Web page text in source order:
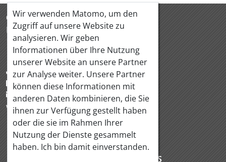
ÖQUASTA
Hörlgasse 18/5
1090 Wien Österreich
+43 1 319 88 95
+43 1 319 88 97
office@oequasta.at
www.oequasta.at
KONTAKT
IMPRESSUM
LINKS
Wir verwenden Matomo, um den
Zugriff auf unsere Website zu
analysieren. Wir geben
Informationen über Ihre Nutzung
unserer Website an unsere Partner
zur Analyse weiter. Unsere Partner
können diese Informationen mit
anderen Daten kombinieren, die Sie
ihnen zur Verfügung gestellt haben
oder die sie im Rahmen Ihrer
Nutzung der Dienste gesammelt
haben. Ich bin damit einverstanden.